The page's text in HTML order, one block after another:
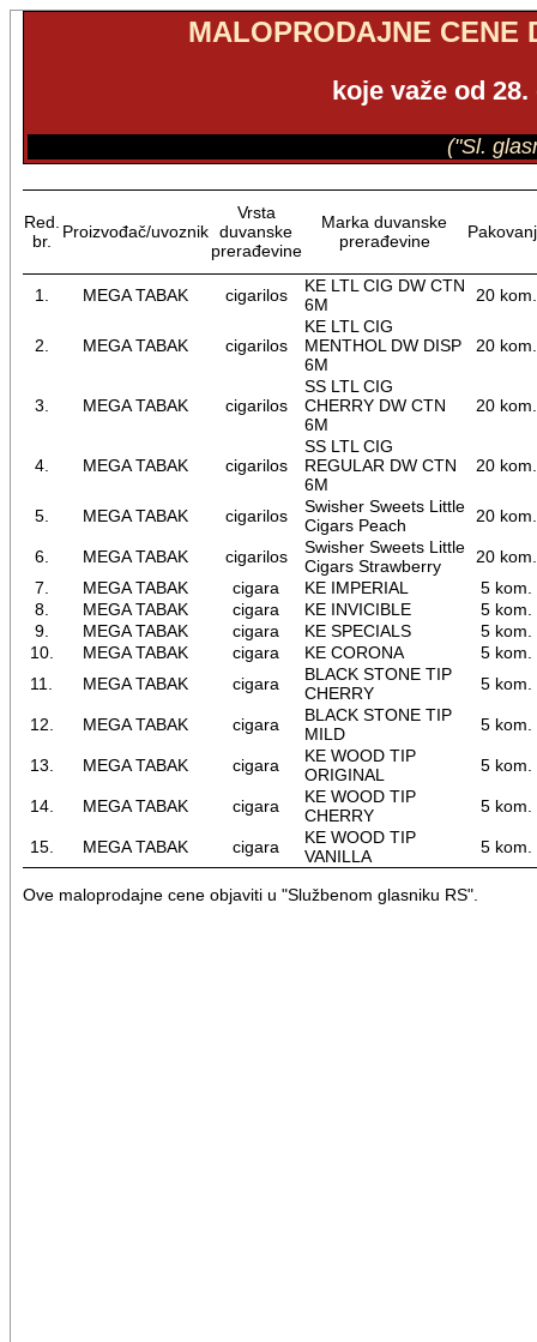
MALOPRODAJNE CENE
koje važe od
("Sl.
Red.
br.
Proizvođač/uvoznik
Vrsta
duvanske
prerađevine
Marka duvanske
prerađevine
1. MEGA TABAK cigarilos
KE LTL CIG DW CTN
6M
20 kom.
2. MEGA TABAK cigarilos
KE LTL CIG
MENTHOL DW DISP
6M
20 kom.
3. MEGA TABAK cigarilos
SS LTL CIG
CHERRY DW CTN
6M
20 kom.
4. MEGA TABAK cigarilos
SS LTL CIG
REGULAR DW CTN
6M
20 kom.
5. MEGA TABAK cigarilos
Swisher Sweets Little
Cigars Peach
20 kom.
6. MEGA TABAK cigarilos
Swisher Sweets Little
Cigars Strawberry
20 kom.
7.
MEGA TABAK cigara KE IMPERIAL
5 kom.
8.
MEGA TABAK cigara KE INVICIBLE
5 kom.
9.
MEGA TABAK cigara KE SPECIALS
5 kom.
10.
MEGA TABAK cigara KE CORONA
5 kom.
11.
MEGA TABAK cigara
BLACK STONE TIP
CHERRY
5 kom.
12. MEGA TABAK cigara
BLACK STONE TIP
MILD
5 kom.
13. MEGA TABAK cigara
KE WOOD TIP
ORIGINAL
5 kom.
14. MEGA TABAK cigara
KE WOOD TIP
CHERRY
5 kom.
15. MEGA TABAK cigara
KE WOOD TIP
VANILLA
5 kom.
Ove maloprodajne cene objaviti u "Službenom glasniku RS".